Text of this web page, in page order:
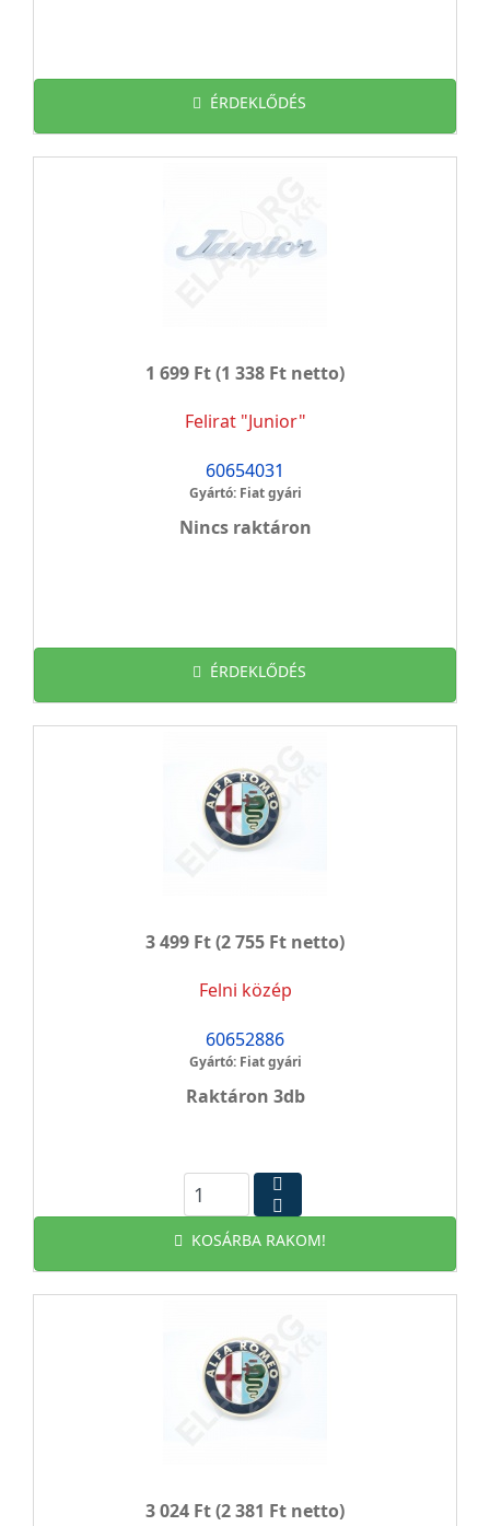
ÉRDEKLŐDÉS
1 699 Ft(1 338 Ft netto)
Felirat "Junior"
60654031
Gyártó: Fiat gyári
Nincs raktáron
ÉRDEKLŐDÉS
3 499 Ft(2 755 Ft netto)
Felni közép
60652886
Gyártó: Fiat gyári
Raktáron 3db
KOSÁRBA RAKOM!
3 024 Ft(2 381 Ft netto)